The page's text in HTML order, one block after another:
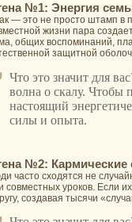
№1: Энергия
— это не просто штамп в
жизни пара
общих воспоминаний,
защитной
Что это значит для
волна о скалу. Чтобы
настоящий
силы и опыта.
№2: Кармические
часто сходятся не
совместных уроков. Если
создавая тысячи